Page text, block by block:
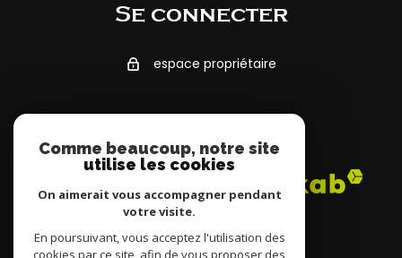
Se connecter
espace propriétaire
Adhérents
Comme beaucoup, notre site
utilise les cookies
On aimerait vous accompagner pendant
votre visite.
En poursuivant, vous acceptez l'utilisation des
cookies par ce site, afin de vous proposer des